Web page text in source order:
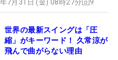
7月31日 (金) 08時27分 9
世界の最新スイングは「圧
縮」がキーワード！ 久常涼が
飛んで曲がらない理由